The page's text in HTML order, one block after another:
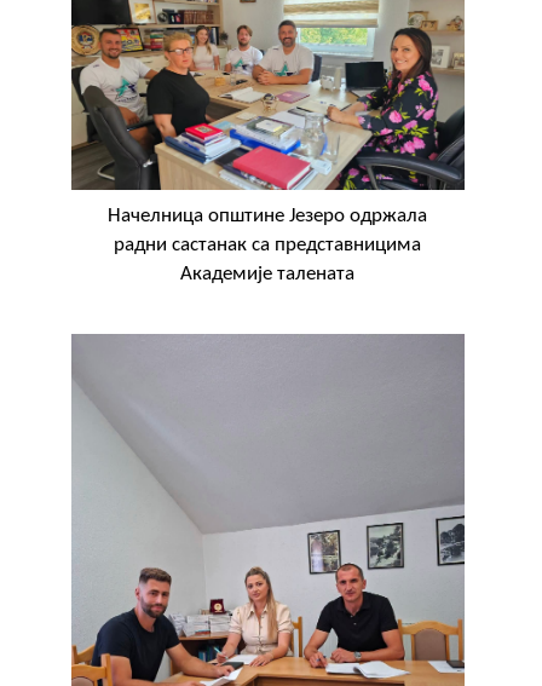
Геоистраживања
ФИНАНСИЈЕ
ПРИВРЕДА
Пољопривреда
Туризам
ЦИВИЛНА ЗАШТИТА
Начелница општине Језеро одржала
радни састанак са представницима
Академије талената